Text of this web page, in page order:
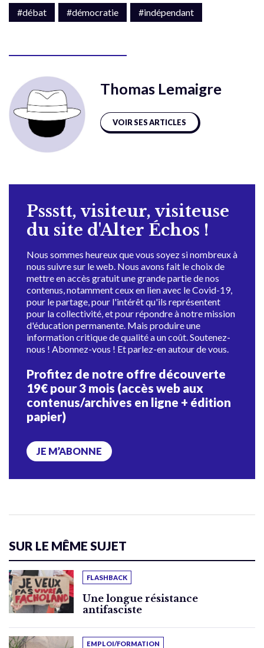
#débat #démocratie #indépendant
Thomas Lemaigre
VOIR SES ARTICLES
Pssstt, visiteur, visiteuse
du site d'Alter Échos !
Nous sommes heureux que vous soyez si nombreux à
nous suivre sur le web. Nous avons fait le choix de
mettre en accès gratuit une grande partie de nos
contenus, notamment ceux en lien avec le Covid-19,
pour le partage, pour l'intérêt qu'ils représentent
pour la collectivité, et pour répondre à notre mission
d'éducation permanente. Mais produire une
information critique de qualité a un coût. Soutenez-
nous ! Abonnez-vous ! Et parlez-en autour de vous.
Profitez de notre offre découverte
19€ pour 3 mois (accès web aux
contenus/archives en ligne + édition
papier)
JE M’ABONNE
SUR LE MÊME SUJET
FLASHBACK
Une longue résistance
antifasciste
EMPLOI/FORMATION